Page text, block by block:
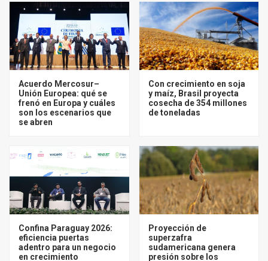
Acuerdo Mercosur–
Unión Europea: qué se
frenó en Europa y cuáles
son los escenarios que
se abren
Con crecimiento en soja
y maíz, Brasil proyecta
cosecha de 354 millones
de toneladas
Confina Paraguay 2026:
eficiencia puertas
adentro para un negocio
en crecimiento
Proyección de
superzafra
sudamericana genera
presión sobre los